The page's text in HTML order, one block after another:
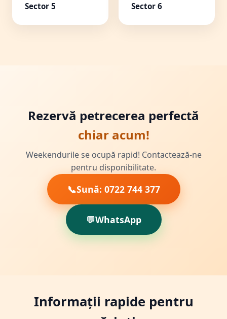
Sector 5
Sector 6
Rezervă petrecerea perfectă
chiar acum!
Weekendurile se ocupă rapid! Contactează-ne
pentru disponibilitate.
📞Sună: 0722 744 377
💬WhatsApp
Informații rapide pentru